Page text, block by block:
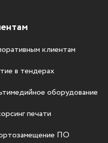
клиентам
в тендерах
оборудование
печати
ПО